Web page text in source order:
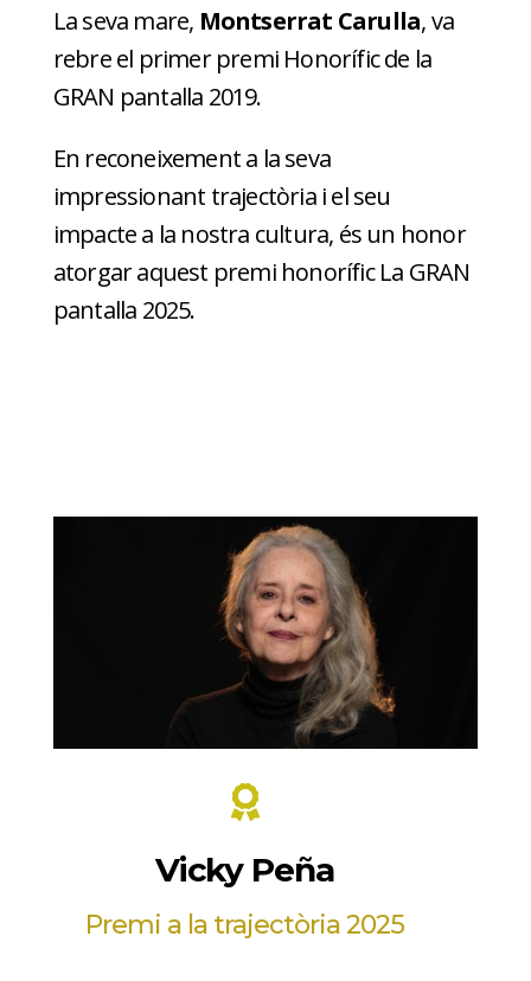
La seva mare, Montserrat Carulla, va
rebre el primer premi Honorífic de la
GRAN pantalla 2019.
En reconeixement a la seva
impressionant trajectòria i el seu
impacte a la nostra cultura, és un honor
atorgar aquest premi honorífic La GRAN
pantalla 2025.

Vicky Peña
Premi a la trajectòria 2025